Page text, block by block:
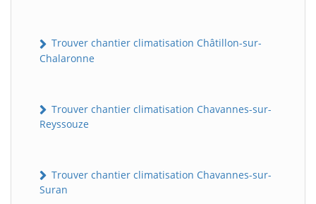
Trouver chantier climatisation Châtillon-sur-
Chalaronne
Trouver chantier climatisation Chavannes-sur-
Reyssouze
Trouver chantier climatisation Chavannes-sur-
Suran